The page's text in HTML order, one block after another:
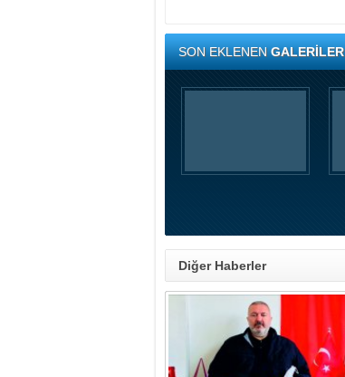
SON EKLENENGALERİLER
Diğer Haberler